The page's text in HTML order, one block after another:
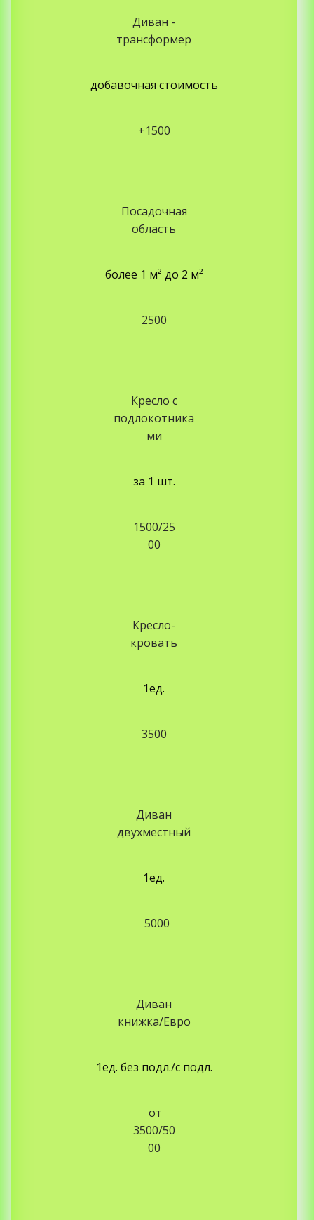
Диван -
трансформер
добавочная стоимость
+1500
Посадочная
область
более 1 м² до 2 м²
2500
Кресло с
подлокотника
ми
за 1 шт.
1500/25
00
Кресло-
кровать
1ед.
3500
Диван
двухместный
1ед.
5000
Диван
книжка/Евро
1ед. без подл./с подл.
от
3500/50
00